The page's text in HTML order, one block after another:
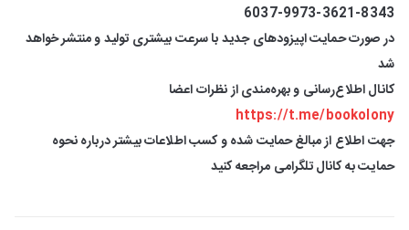
6037-9973-3621-8343
در صورت حمایت اپیزودهای جدید با سرعت بیشتری تولید و منتشر خواهد
شد
کانال اطلاع‌رسانی و بهره‌مندی از نظرات اعضا
https://t.me/bookolony
جهت اطلاع از مبالغ حمایت شده و کسب اطلاعات بیشتر درباره نحوه
حمایت به کانال تلگرامی مراجعه کنید